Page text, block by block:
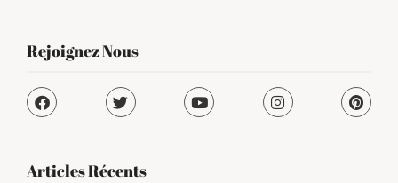
Rejoignez Nous
Articles Récents